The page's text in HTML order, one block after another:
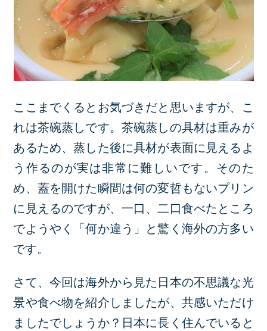
ここまでくるとお気づきだと思いますが、こ
れは茶碗蒸しです。茶碗蒸しの具材は重みが
あるため、蒸した後に具材が表面に見えるよ
う作るのが実は非常に難しいです。そのた
め、蓋を開けた瞬間は何の変哲もないプリン
に見えるのですが、一口、二口食べたところ
でようやく「何か違う」と驚く海外の方多い
です。
さて、今回は海外から見た日本の不思議な光
景や食べ物を紹介しましたが、共感いただけ
ましたでしょうか？日本に長く住んでいると